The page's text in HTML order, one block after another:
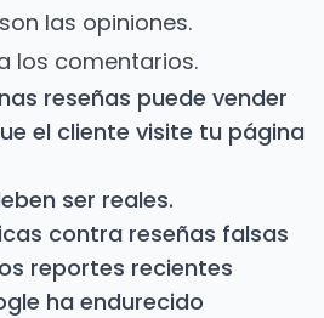
las opiniones.
los comentarios.
reseñas puede vender
el cliente visite tu página
ser reales.
contra reseñas falsas
reportes recientes
ha endurecido